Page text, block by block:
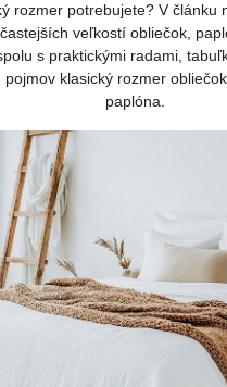
rozmer potrebujete? V článku
veľkostí obliečok,
s praktickými radami,
pojmov klasický rozmer
paplóna.